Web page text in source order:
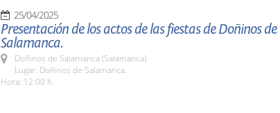
25/04/2025
Presentación de los actos de las fiestas de Doñinos de
Salamanca.
Doñinos de Salamanca (Salamanca)
Lugar: Doñinos de Salamanca.
Hora: 12:00 h.